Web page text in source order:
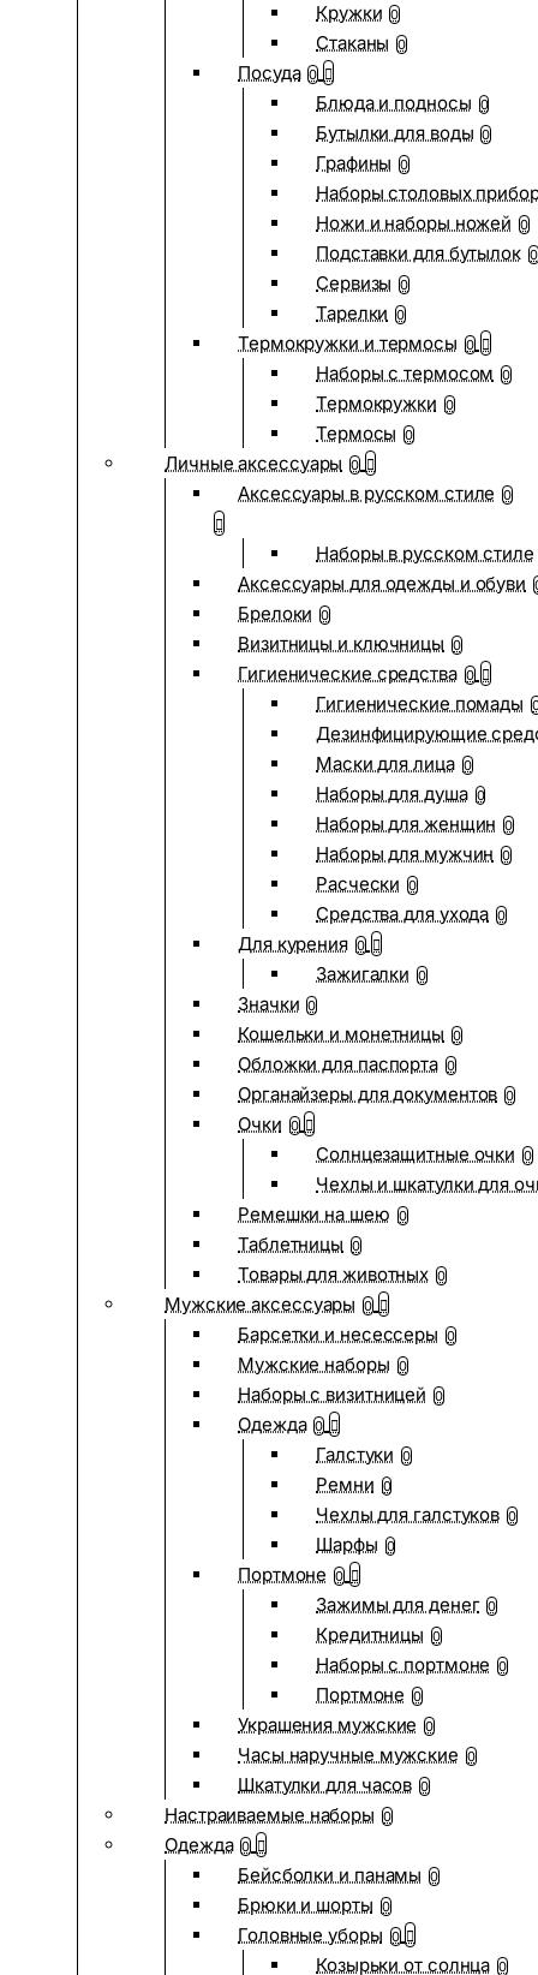
Кружки 0
Стаканы 0
Посуда 0
Блюда и подносы 0
Бутылки для воды 0
Графины 0
Наборы столовых
Ножи и наборы ножей 0
Подставки для бутылок 0
Сервизы 0
Тарелки 0
Термокружки и термосы 0
Наборы с термосом 0
Термокружки 0
Термосы 0
Личные аксессуары 0
Аксессуары в русском стиле 0
Наборы в русском стиле
Аксессуары для одежды и обуви
Брелоки 0
Визитницы и ключницы 0
Гигиенические средства 0
Гигиенические помады
Дезинфицирующие
Маски для лица 0
Наборы для душа 0
Наборы для женщин 0
Наборы для мужчин 0
Расчески 0
Средства для ухода 0
Для курения 0
Зажигалки 0
Значки 0
Кошельки и монетницы 0
Обложки для паспорта 0
Органайзеры для документов 0
Очки 0
Солнцезащитные очки 0
Чехлы и шкатулки для
Ремешки на шею 0
Таблетницы 0
Товары для животных 0
Мужские аксессуары 0
Барсетки и несессеры 0
Мужские наборы 0
Наборы с визитницей 0
Одежда 0
Галстуки 0
Ремни 0
Чехлы для галстуков 0
Шарфы 0
Портмоне 0
Зажимы для денег 0
Кредитницы 0
Наборы с портмоне 0
Портмоне 0
Украшения мужские 0
Часы наручные мужские 0
Шкатулки для часов 0
Настраиваемые наборы 0
Одежда 0
Бейсболки и панамы 0
Брюки и шорты 0
Головные уборы 0
Козырьки от солнца 0